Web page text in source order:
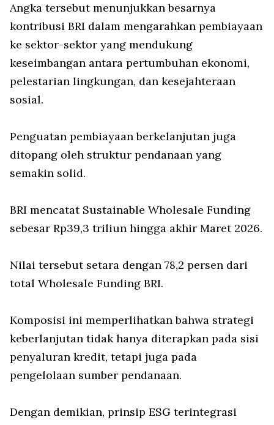
Angka tersebut menunjukkan besarnya
kontribusi BRI dalam mengarahkan pembiayaan
ke sektor-sektor yang mendukung
keseimbangan antara pertumbuhan ekonomi,
pelestarian lingkungan, dan kesejahteraan
sosial.
Penguatan pembiayaan berkelanjutan juga
ditopang oleh struktur pendanaan yang
semakin solid.
BRI mencatat Sustainable Wholesale Funding
sebesar Rp39,3 triliun hingga akhir Maret 2026.
Nilai tersebut setara dengan 78,2 persen dari
total Wholesale Funding BRI.
Komposisi ini memperlihatkan bahwa strategi
keberlanjutan tidak hanya diterapkan pada sisi
penyaluran kredit, tetapi juga pada
pengelolaan sumber pendanaan.
Dengan demikian, prinsip ESG terintegrasi